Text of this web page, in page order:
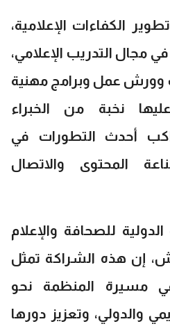
الكفاءات الإعلامية،
مجال التدريب الإعلامي،
وورش عمل وبرامج مهنية
نخبة من الخبراء
أحدث التطورات في
المحتوى والاتصال
للصحافة والإعلام
إن هذه الشراكة تمثل
مسيرة المنظمة نحو
والدولي، وتعزيز دورها